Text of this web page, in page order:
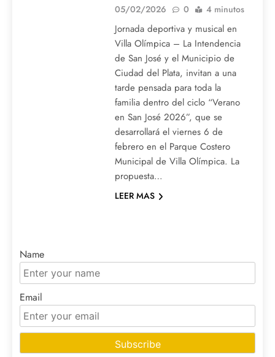
05/02/2026
0 4 minutos
Jornada deportiva y musical en
Villa Olímpica – La Intendencia
de San José y el Municipio de
Ciudad del Plata, invitan a una
tarde pensada para toda la
familia dentro del ciclo “Verano
en San José 2026”, que se
desarrollará el viernes 6 de
febrero en el Parque Costero
Municipal de Villa Olímpica. La
propuesta…
LEER MAS
Name
Email